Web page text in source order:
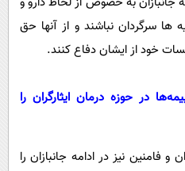
ها سرگردان نباشند و از آنها حق
خود از ایشان دفاع کنند.
در حوزه درمان ایثارگران را
فامنین نیز در ادامه جانبازان را